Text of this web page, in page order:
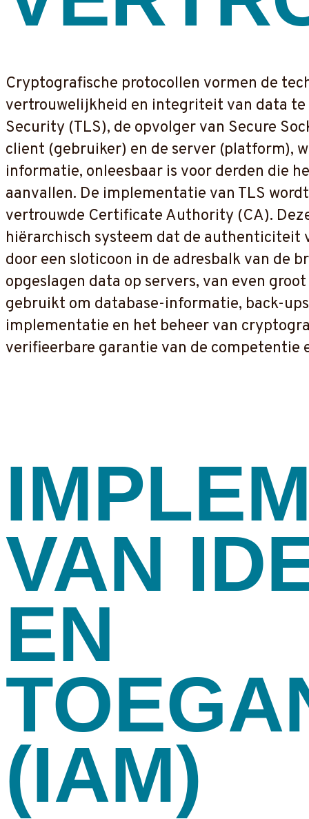
Cryptografische protocollen vormen de
vertrouwelijkheid en integriteit van data
Security (TLS), de opvolger van Secure
client (gebruiker) en de server (platform),
informatie, onleesbaar is voor derden die
aanvallen. De implementatie van TLS
vertrouwde Certificate Authority (CA).
hiërarchisch systeem dat de authenticiteit
door een sloticoon in de adresbalk van de
opgeslagen data op servers, van even
gebruikt om database-informatie, back-
implementatie en het beheer van
verifieerbare garantie van de
VAN
EN
(IAM)